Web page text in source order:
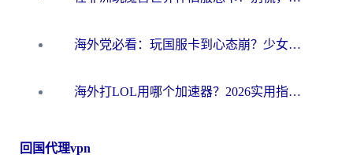
海外党必看：玩国服卡到心态崩？少女前线云图计划加速器免费推荐+碧蓝航线足球世界流畅攻略
海外打LOL用哪个加速器？2026实用指南：从延迟到设备适配，一篇解决你的国服游戏痛点
回国代理vpn